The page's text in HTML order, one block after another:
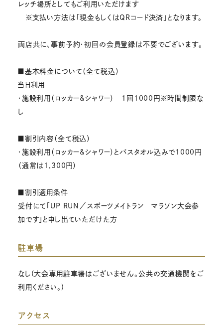
レッチ場所としてもご利用いただけます
※支払い方法は「現金もしくはQRコード決済」となります。
両店共に、事前予約・初回の会員登録は不要でございます。
■基本料金について（全て税込）
当日利用
・施設利用（ロッカー&シャワー） 1回1000円※時間制限な
し
■割引内容（全て税込）
・施設利用（ロッカー&シャワー）とバスタオル込みで1000円
（通常は1,300円）
■割引適用条件
受付にて「UP RUN／スポーツメイトラン マラソン大会参
加です」と申し出ていただけた方
駐車場
なし(大会専用駐車場はございません。公共の交通機関をご
利用ください。)
アクセス